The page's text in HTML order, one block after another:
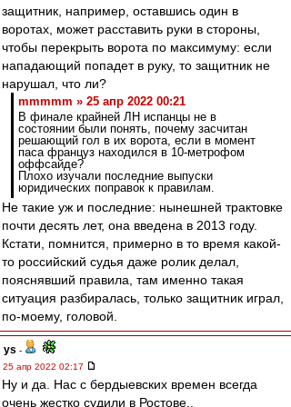
защитник, например, оставшись один в
воротах, может расставить руки в стороны,
чтобы перекрыть ворота по максимуму: если
нападающий попадет в руку, то защитник не
нарушал, что ли?
mmmmm » 25 апр 2022 00:21
В финале крайней ЛН испанцы не в
состоянии были понять, почему засчитан
решающий гол в их ворота, если в момент
паса француз находился в 10-метрофом
оффсайде?
Плохо изучали последние выпуски
юридических поправок к правилам.
Не такие уж и последние: нынешней трактовке
почти десять лет, она введена в 2013 году.
Кстати, помнится, примерно в то время какой-
то российский судья даже ролик делал,
пояснявший правила, там именно такая
ситуация разбиралась, только защитник играл,
по-моему, головой.
ys -
25 апр 2022 02:17
Ну и да. Нас с бердыевских времен всегда
очень жестко судили в Ростове..